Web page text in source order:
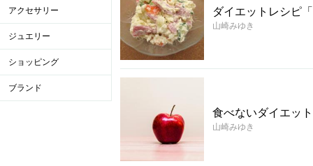
アクセサリー
ジュエリー
ショッピング
ブランド
ダイエットレシピ
山崎みゆき
食べないダイエッ
山崎みゆき